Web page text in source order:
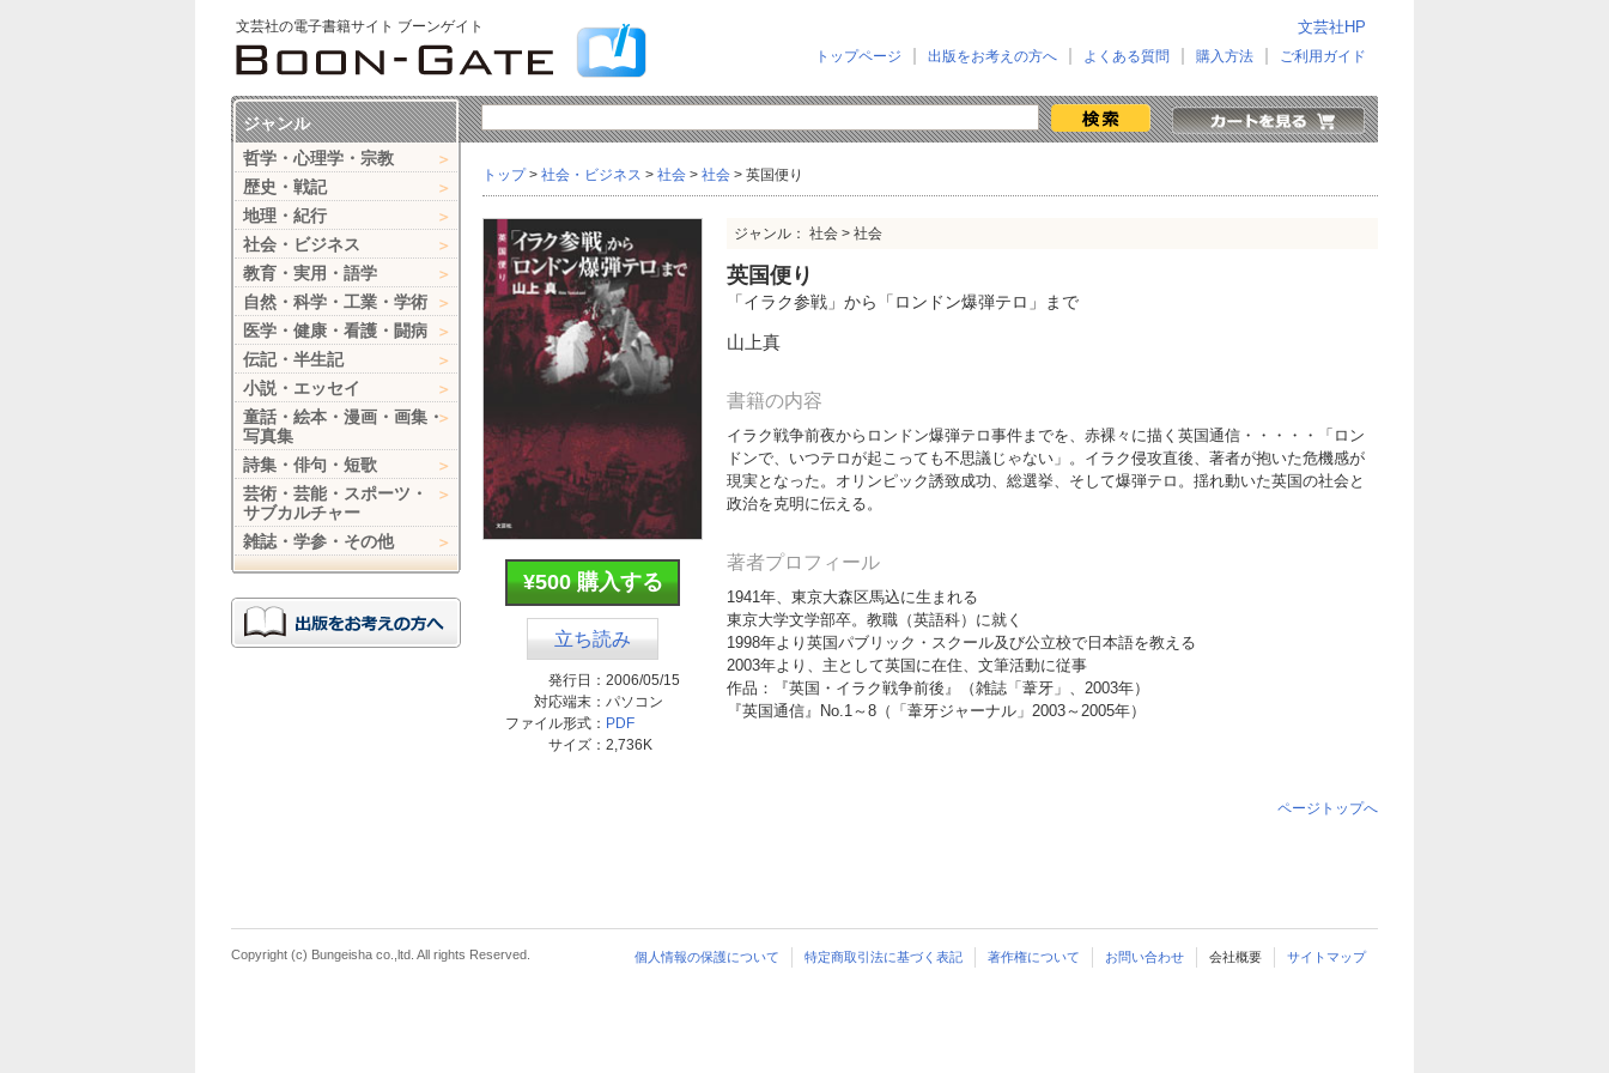
文芸社の電子書籍サイト ブーンゲイト 文芸社HP
トップページ 出版をお考えの方へ よくある質問 購入方法 ご利用ガイド
トップ> 社会・ビジネス > 社会 > 社会 > 英国便り
¥500 購入する
立ち読み
発行日： 2006/05/15
対応端末： パソコン
ファイル形式： PDF
サイズ： 2,736K
ジャンル： 社会 > 社会
英国便り
「イラク参戦」から「ロンドン爆弾テロ」まで
山上真
書籍の内容
イラク戦争前夜からロンドン爆弾テロ事件までを、赤裸々に描く英国通信・・・・・「ロン
ドンで、いつテロが起こっても不思議じゃない」。イラク侵攻直後、著者が抱いた危機感が
現実となった。オリンピック誘致成功、総選挙、そして爆弾テロ。揺れ動いた英国の社会と
政治を克明に伝える。
著者プロフィール
1941年、東京大森区馬込に生まれる
東京大学文学部卒。教職（英語科）に就く
1998年より英国パブリック・スクール及び公立校で日本語を教える
2003年より、主として英国に在住、文筆活動に従事
作品：『英国・イラク戦争前後』（雑誌「葦牙」、2003年）
『英国通信』No.1～8（「葦牙ジャーナル」2003～2005年）
ページトップへ
ジャンル
哲学・心理学・宗教
歴史・戦記
地理・紀行
社会・ビジネス
教育・実用・語学
自然・科学・工業・学術
医学・健康・看護・闘病
伝記・半生記
小説・エッセイ
童話・絵本・漫画・画集・
写真集
詩集・俳句・短歌
芸術・芸能・スポーツ・
サブカルチャー
雑誌・学参・その他
個人情報の保護について 特定商取引法に基づく表記 著作権について お問い合わせ 会社概要 サイトマップ
Copyright (c) Bungeisha co.,ltd. All rights Reserved.